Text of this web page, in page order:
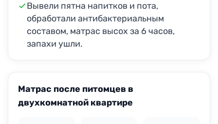
Вывели пятна напитков и пота,
обработали антибактериальным
составом, матрас высох за 6 часов,
запахи ушли.
Матрас после питомцев в
двухкомнатной квартире